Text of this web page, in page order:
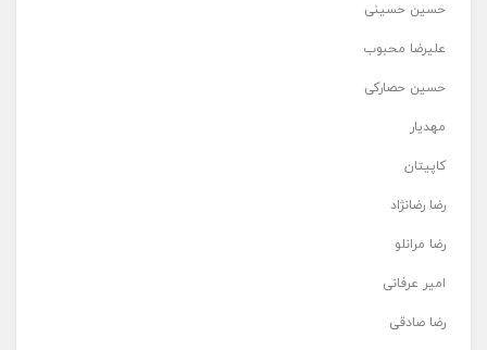
حسین حسینی
علیرضا محبوب
حسین حصارکی
مهدیار
کاپیتان
رضا رضانژاد
رضا مرانلو
امیر عرفانی
رضا صادقی